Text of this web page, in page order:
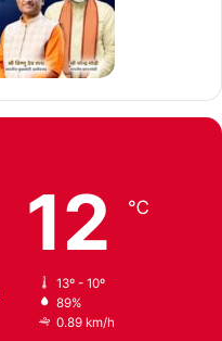
12 ℃
13º - 10º
89%
0.89 km/h